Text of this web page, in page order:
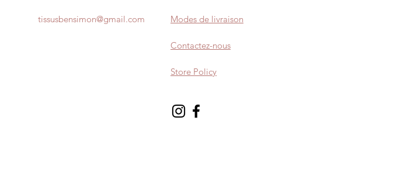
tissusbensimon@gmail.com Modes de livraison
Contactez-nous
Store Policy